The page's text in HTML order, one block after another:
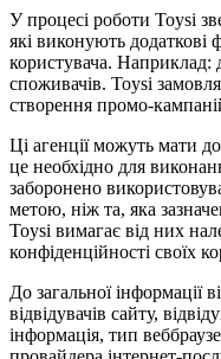
У процесі роботи Toysi
які виконують додаткові
користувача. Наприклад:
споживачів. Toysi
створення промо-
Ці агенції можуть мати
це необхідно для
заборонено
метою, ніж та, яка
Toysi вимагає від них
конфіденційності своїх
До загальної інформації
відвідувачів сайту,
інформація, тип